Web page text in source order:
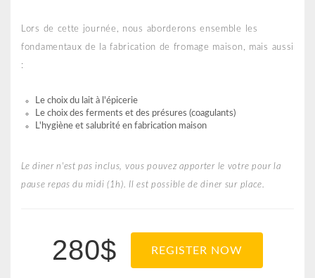
Lors de cette journée, nous aborderons ensemble les
fondamentaux de la fabrication de fromage maison, mais aussi
:
Le choix du lait à l'épicerie
Le choix des ferments et des présures (coagulants)
L'hygiène et salubrité en fabrication maison
Le diner n'est pas inclus, vous pouvez apporter le votre pour la
pause repas du midi (1h). Il est possible de diner sur place.
280$ REGISTER NOW